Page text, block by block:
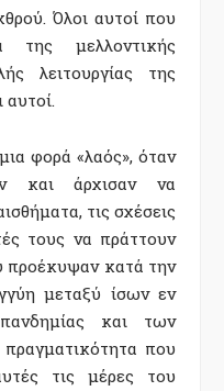
Όλοι αυτοί που
μελλοντικής
λειτουργίας της
αυτοί.
φορά «λαός», όταν
και άρχισαν να
τις σχέσεις
τους να πράττουν
προέκυψαν κατά την
μεταξύ ίσων εν
και των
που
τις μέρες του